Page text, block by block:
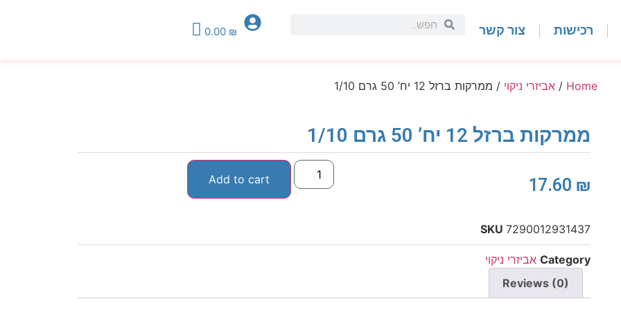
רכישות צור קשר 0.00 ₪
Home
/ אביזרי ניקוי / ממרקות ברזל 12 יח’ 50 גרם 1/10
ממרקות ברזל 12 יח’ 50 גרם 1/10
17.60 ₪
Add to cart
SKU7290012931437
Category אביזרי ניקוי
Reviews (0)